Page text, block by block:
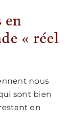
en
« réel
nous
sont bien
en